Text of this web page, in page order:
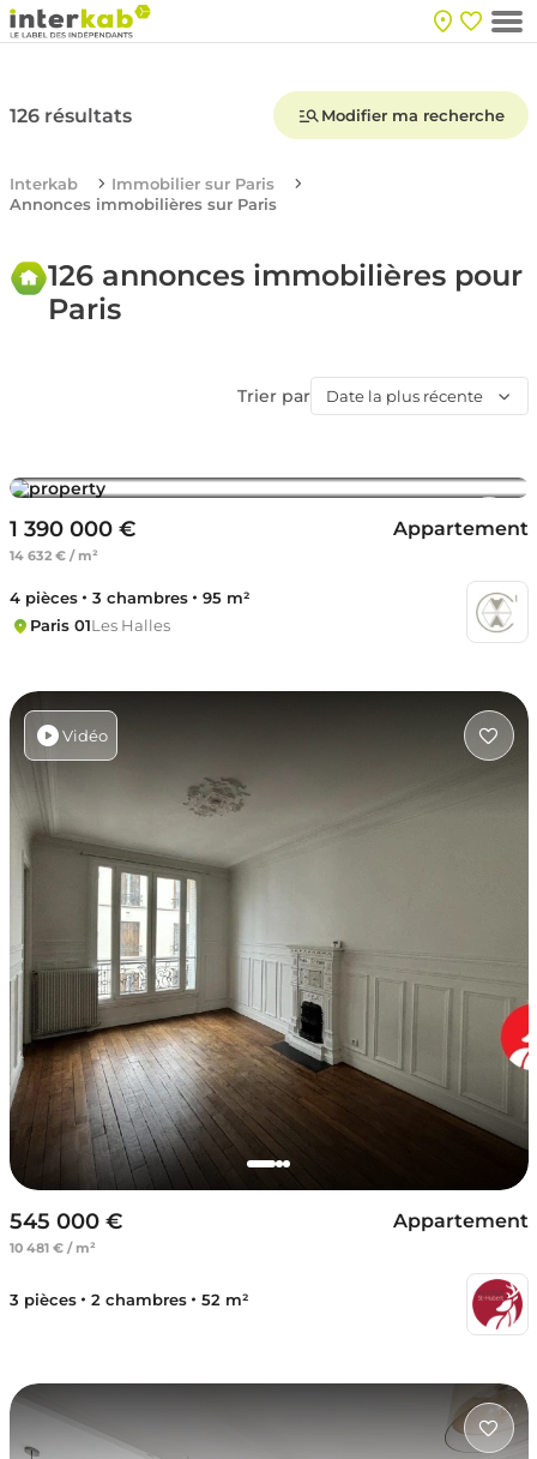
126 résultats Modifier ma recherche
Interkab
Immobilier sur Paris
Annonces immobilières sur Paris
126 annonces immobilières pour
Paris
Trier par Date la plus récente
1 390 000 €
14 632 € / m²
Appartement
4 pièces 3 chambres
95 m²
Paris 01Les Halles
Vidéo
545 000 €
10 481 € / m²
Appartement
3 pièces 2 chambres 52 m²